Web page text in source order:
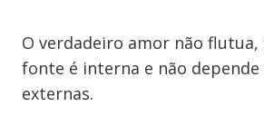
O verdadeiro amor não flutua,
fonte é interna e não depende
externas.